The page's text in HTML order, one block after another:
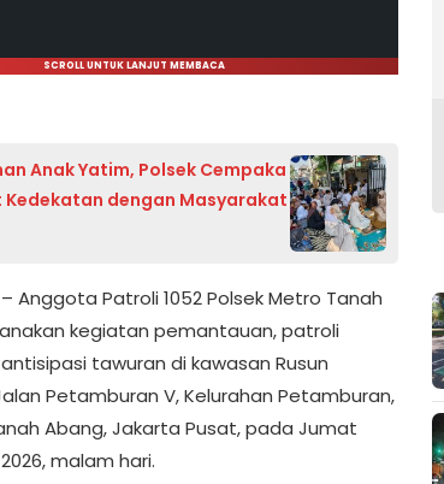
SCROLL UNTUK LANJUT MEMBACA
Anak Yatim, Polsek Cempaka
Kedekatan dengan Masyarakat
Anggota Patroli 1052 Polsek Metro Tanah
kegiatan pemantauan, patroli
tawuran di kawasan Rusun
Petamburan V, Kelurahan Petamburan,
Abang, Jakarta Pusat, pada Jumat
malam hari.